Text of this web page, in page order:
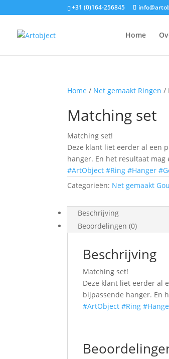
+31 (0)164-256845
Home
Home / Net gemaakt Ringen /
Matching set
Matching set!
Deze klant liet eerder al een
hanger. En het resultaat mag
#ArtObject #Ring #Hanger
Categorieën: Net gemaakt
Beschrijving
Beoordelingen (0)
Beschrijving
Matching set!
Deze klant liet eerder al
bijpassende hanger. En
#ArtObject #Ring